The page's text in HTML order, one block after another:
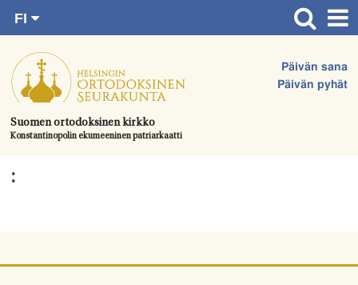
suoraan
sisältöön.
Suomen ortodoksinen kirkko
Konstantinopolin ekumeeninen patriarkaatti
Päivän sana
Päivän pyhät
FI
SV
EN
UA
Etusivu
Ajankohtaista
Juhlat & toimitukset
Kirkot
Hautausmaa
: